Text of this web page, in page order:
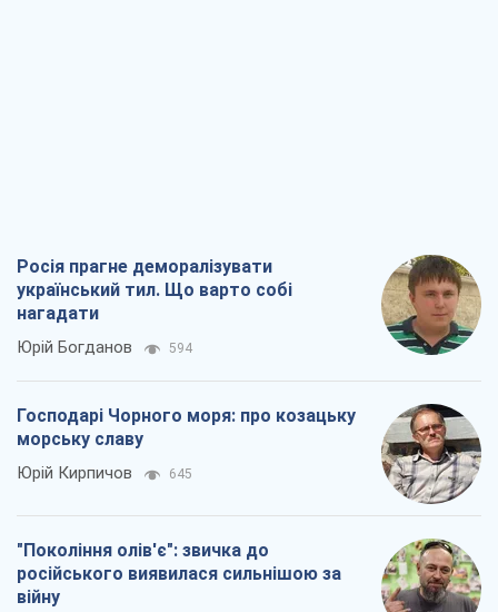
Росія прагне деморалізувати
український тил. Що варто собі
нагадати
Юрій Богданов 594
Господарі Чорного моря: про козацьку
морську славу
Юрій Кирпичов 645
"Покоління олів'є": звичка до
російського виявилася сильнішою за
війну